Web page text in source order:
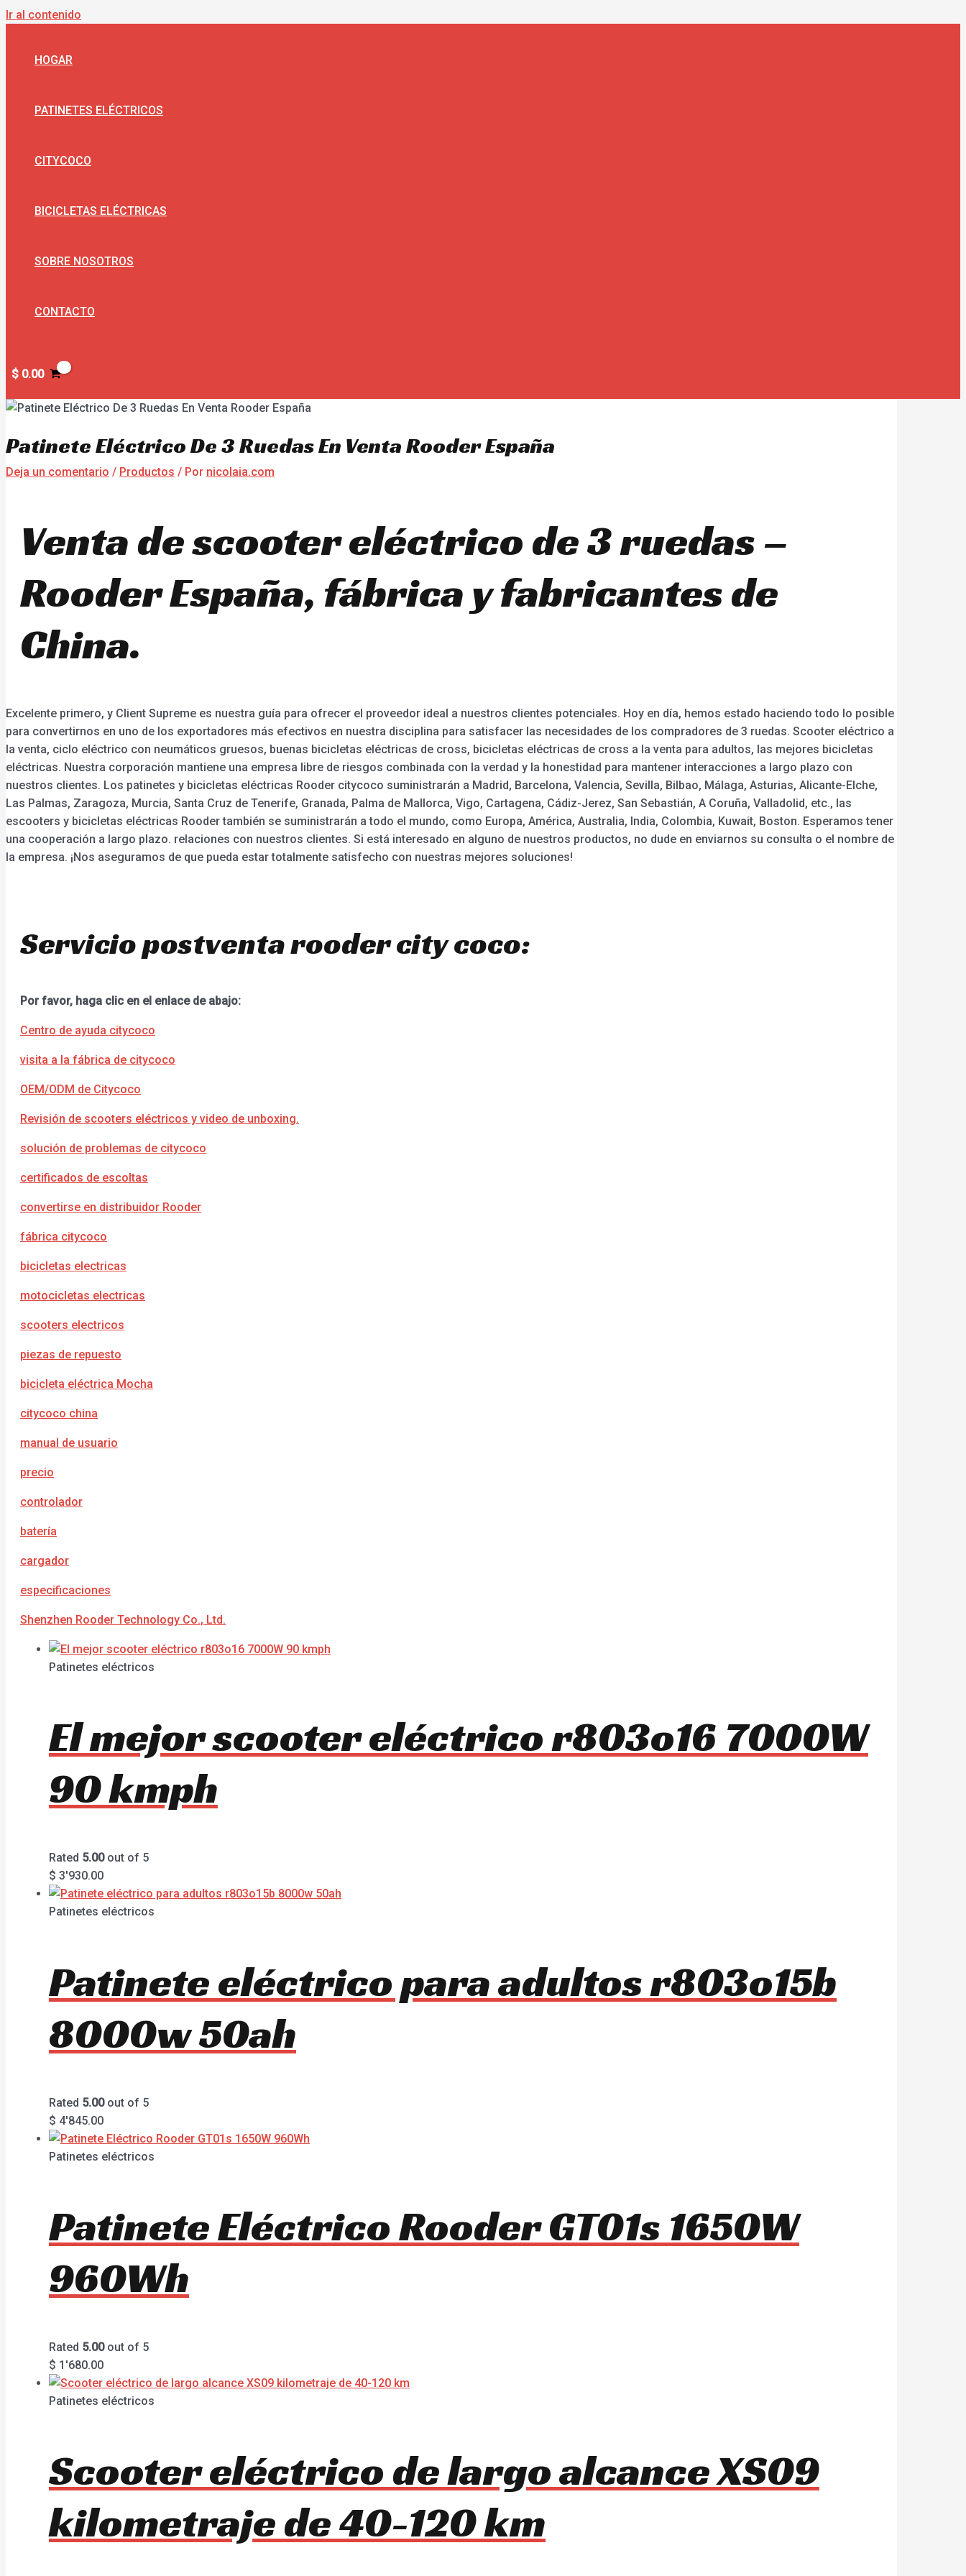
Ir al contenido
HOGAR
PATINETES ELÉCTRICOS
CITYCOCO
BICICLETAS ELÉCTRICAS
SOBRE NOSOTROS
CONTACTO
$ 0.00
Patinete Eléctrico De 3 Ruedas En Venta Rooder España
Deja un comentario / Productos / Por nicolaia.com
Venta de scooter eléctrico de 3 ruedas –
Rooder España, fábrica y fabricantes de
China.
Excelente primero, y Client Supreme es nuestra guía para ofrecer el proveedor ideal a nuestros clientes potenciales. Hoy en día, hemos estado haciendo todo lo posible
para convertirnos en uno de los exportadores más efectivos en nuestra disciplina para satisfacer las necesidades de los compradores de 3 ruedas. Scooter eléctrico a
la venta, ciclo eléctrico con neumáticos gruesos, buenas bicicletas eléctricas de cross, bicicletas eléctricas de cross a la venta para adultos, las mejores bicicletas
eléctricas. Nuestra corporación mantiene una empresa libre de riesgos combinada con la verdad y la honestidad para mantener interacciones a largo plazo con
nuestros clientes. Los patinetes y bicicletas eléctricas Rooder citycoco suministrarán a Madrid, Barcelona, Valencia, Sevilla, Bilbao, Málaga, Asturias, Alicante-Elche,
Las Palmas, Zaragoza, Murcia, Santa Cruz de Tenerife, Granada, Palma de Mallorca, Vigo, Cartagena, Cádiz-Jerez, San Sebastián, A Coruña, Valladolid, etc., las
escooters y bicicletas eléctricas Rooder también se suministrarán a todo el mundo, como Europa, América, Australia, India, Colombia, Kuwait, Boston. Esperamos tener
una cooperación a largo plazo. relaciones con nuestros clientes. Si está interesado en alguno de nuestros productos, no dude en enviarnos su consulta o el nombre de
la empresa. ¡Nos aseguramos de que pueda estar totalmente satisfecho con nuestras mejores soluciones!
Servicio postventa rooder city coco:
Por favor, haga clic en el enlace de abajo:
Centro de ayuda citycoco
visita a la fábrica de citycoco
OEM/ODM de Citycoco
Revisión de scooters eléctricos y video de unboxing.
solución de problemas de citycoco
certificados de escoltas
convertirse en distribuidor Rooder
fábrica citycoco
bicicletas electricas
motocicletas electricas
scooters electricos
piezas de repuesto
bicicleta eléctrica Mocha
citycoco china
manual de usuario
precio
controlador
batería
cargador
especificaciones
Shenzhen Rooder Technology Co., Ltd.
Patinetes eléctricos
El mejor scooter eléctrico r803o16 7000W
90 kmph
Rated 5.00out of 5
$ 3'930.00
Patinetes eléctricos
Patinete eléctrico para adultos r803o15b
8000w 50ah
Rated 5.00out of 5
$ 4'845.00
Patinetes eléctricos
Patinete Eléctrico Rooder GT01s 1650W
960Wh
Rated 5.00out of 5
$ 1'680.00
Patinetes eléctricos
Scooter eléctrico de largo alcance XS09
kilometraje de 40-120 km